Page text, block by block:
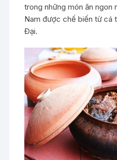
trong những món ăn
Nam được chế biến từ cá
Đại.